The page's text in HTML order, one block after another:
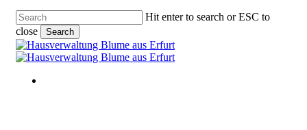
Skip
main
content
Hit enter to search or ESC to
close
Search
Close
Search